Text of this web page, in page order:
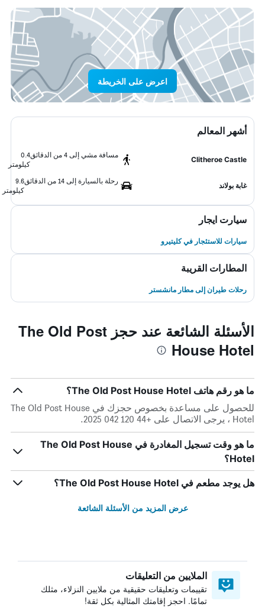
اعرض على الخريطة
أشهر المعالم
Clitheroe Castle
مسافة مشي إلى 4 من الدقائق
0.4
كيلومتر
غابة بولاند
رحلة بالسيارة إلى 14 من الدقائق
9.6
كيلومتر
سيارت ايجار
سيارات للاستئجار في كليتيرو
المطارات القريبة
رحلات طيران إلى مطار مانشستر
الأسئلة الشائعة عند حجز The Old Post
House Hotel
ما هو رقم هاتف The Old Post House Hotel؟
للحصول على مساعدة بخصوص حجزك في The Old Post House
Hotel ، يرجى الاتصال على +44 120 042 2025.
ما هو وقت تسجيل المغادرة في The Old Post House
Hotel؟
هل يوجد مطعم في The Old Post House Hotel؟
عرض المزيد من الأسئلة الشائعة
الملايين من التعليقات
تقييمات وتعليقات حقيقية من ملايين النزلاء، مثلك
تمامًا. احجز إقامتك المثالية بكل ثقة!